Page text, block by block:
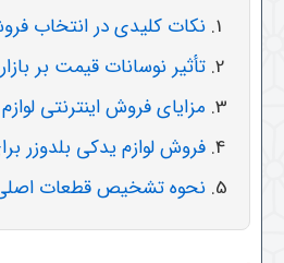
نکات کلیدی در انتخاب
تأثیر نوسانات قیمت بر
مزایای فروش اینترنتی
فروش لوازم یدکی بلدوزر
نحوه تشخیص قطعات اصلی